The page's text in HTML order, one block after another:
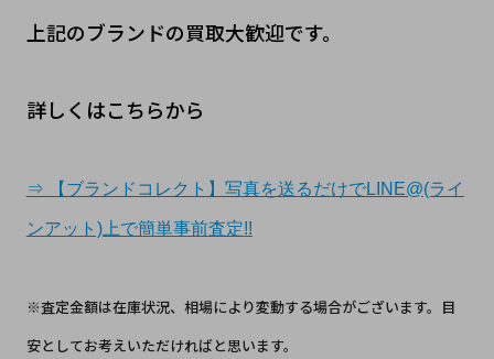
上記のブランドの買取大歓迎です。
詳しくはこちらから
⇒ 【ブランドコレクト】写真を送るだけでLINE@(ライ
ンアット)上で簡単事前査定!!
※査定金額は在庫状況、相場により変動する場合がございます。目
安としてお考えいただければと思います。